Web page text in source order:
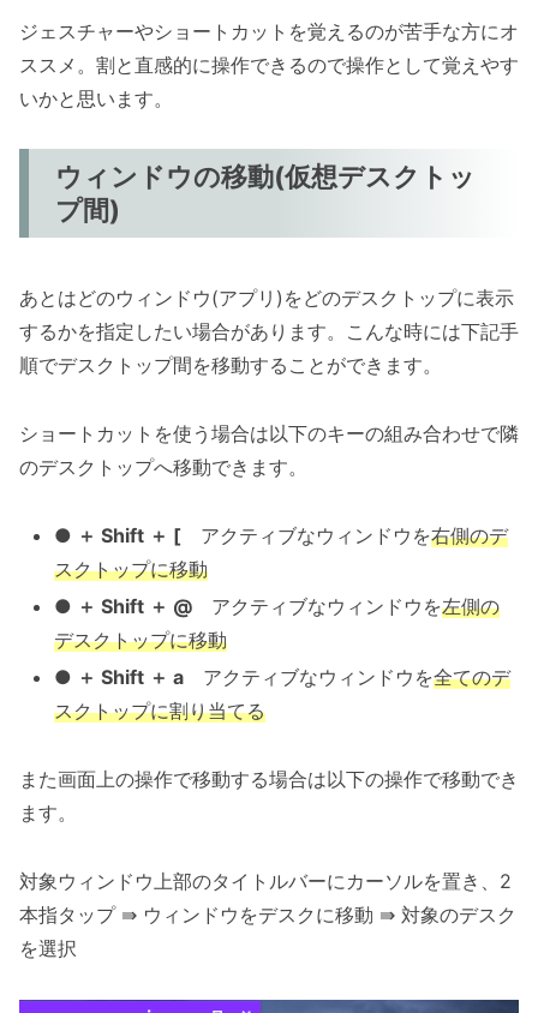
ジェスチャーやショートカットを覚えるのが苦手な方にオ
ススメ。割と直感的に操作できるので操作として覚えやす
いかと思います。
ウィンドウの移動(仮想デスクトッ
プ間)
あとはどのウィンドウ(アプリ)をどのデスクトップに表示
するかを指定したい場合があります。こんな時には下記手
順でデスクトップ間を移動することができます。
ショートカットを使う場合は以下のキーの組み合わせで隣
のデスクトップへ移動できます。
● ＋ Shift ＋ [ アクティブなウィンドウを右側のデ
スクトップに移動
● ＋ Shift ＋ @ アクティブなウィンドウを左側の
デスクトップに移動
● ＋ Shift ＋ a アクティブなウィンドウを全てのデ
スクトップに割り当てる
また画面上の操作で移動する場合は以下の操作で移動でき
ます。
対象ウィンドウ上部のタイトルバーにカーソルを置き、2
本指タップ ⇛ ウィンドウをデスクに移動 ⇛ 対象のデスク
を選択